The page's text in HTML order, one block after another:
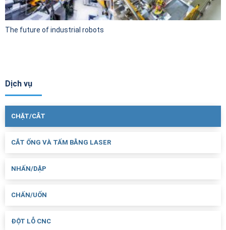
The future of industrial robots
Dịch vụ
CHẶT/CẮT
CẮT ỐNG VÀ TẤM BẰNG LASER
NHẤN/DẬP
CHẤN/UỐN
ĐỘT LỖ CNC